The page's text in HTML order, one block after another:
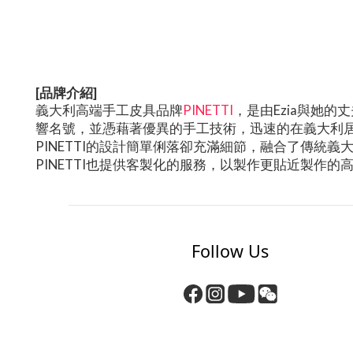
[品牌介紹]
義大利高端手工皮具品牌PINETTI ，是由Ezia與她的
響名號，並憑藉著優異的手工技術，迅速的在義大利
PINETTI的設計簡單俐落卻充滿細節，融合了傳統義
PINETTI也提供客製化的服務，以製作更貼近製作的
Follow Us